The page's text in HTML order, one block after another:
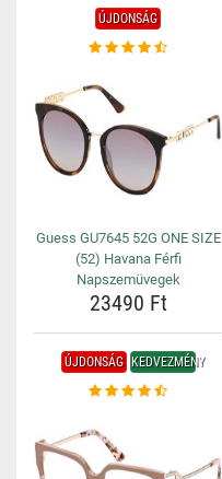
ÚJDONSÁG
Guess GU7645 52G ONE SIZE
(52) Havana Férfi
Napszemüvegek
23490 Ft
ÚJDONSÁG KEDVEZMÉNY